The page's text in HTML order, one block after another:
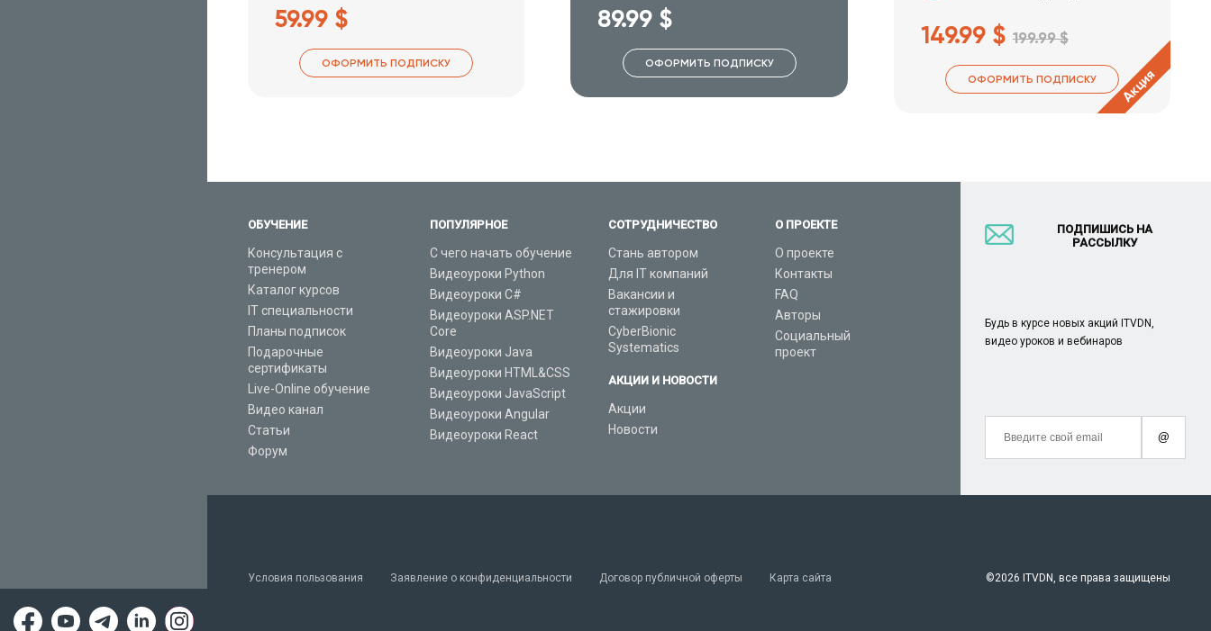
59.99 $
ОФОРМИТЬ ПОДПИСКУ
89.99 $
ОФОРМИТЬ ПОДПИСКУ
149.99 $ 199.99 $
ОФОРМИТЬ ПОДПИСКУ Акция
ОБУЧЕНИЕ
Консультация с
тренером
Каталог курсов
IT специальности
Планы подписок
Подарочные
сертификаты
Live-Online обучение
Видео канал
Статьи
Форум
ПОПУЛЯРНОЕ
С чего начать обучение
Видеоуроки Python
Видеоуроки C#
Видеоуроки ASP.NET
Core
Видеоуроки Java
Видеоуроки HTML&CSS
Видеоуроки JavaScript
Видеоуроки Angular
Видеоуроки React
СОТРУДНИЧЕСТВО
Стань автором
Для IT компаний
Вакансии и
стажировки
CyberBionic
Systematics
АКЦИИ И НОВОСТИ
Акции
Новости
О ПРОЕКТЕ
О проекте
Контакты
FAQ
Авторы
Социальный
проект
ПОДПИШИСЬ НА
РАССЫЛКУ
Будь в курсе новых акций ITVDN,
видео уроков и вебинаров
@
Условия пользования Заявление о конфиденциальности Договор публичной оферты Карта сайта ©2026 ITVDN, все права защищены